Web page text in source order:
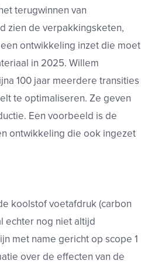
terugwinnen van
zien de verpakkingsketen,
ontwikkeling inzet die moet
in 2025. Willem
100 jaar meerdere transities
te optimaliseren. Ze geven
Een voorbeeld is de
ontwikkeling die ook ingezet
koolstof voetafdruk (carbon
echter nog niet altijd
met name gericht op scope 1
over de effecten van de